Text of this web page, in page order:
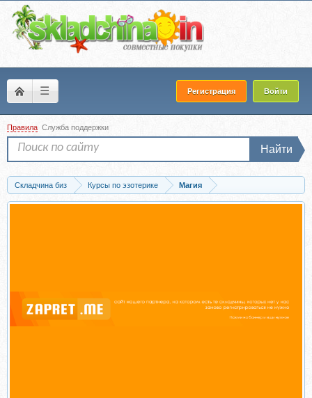
☰ Регистрация Войти
Правила Служба поддержки
Найти
Складчина биз Курсы по эзотерике
Магия
Запись Классическая Экстрасенсорика (Вера Ориенс)